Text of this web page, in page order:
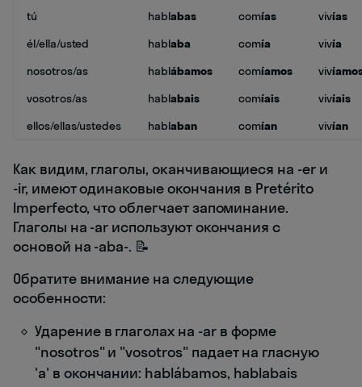
tú
hablabas comías vivías
él/ella/usted
hablaba comía vivía
nosotros/as
hablábamos comíamos viv
vosotros/as
hablabais comíais vivíais
ellos/ellas/ustedes
hablaban comían vivían
Как видим, глаголы, оканчивающиеся на -er и
-ir, имеют одинаковые окончания в Pretérito
Imperfecto, что облегчает запоминание.
Глаголы на -ar используют окончания с
основой на -aba-. 📝
Обратите внимание на следующие
особенности:
Ударение в глаголах на -ar в форме
"nosotros" и "vosotros" падает на гласную
'a' в окончании: hablábamos, hablabais